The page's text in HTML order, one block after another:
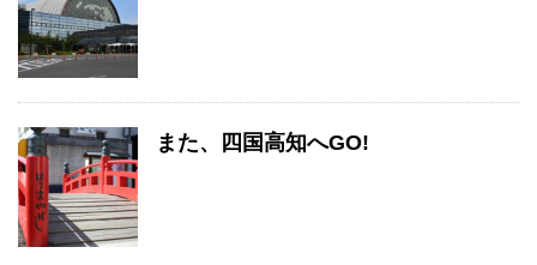
また、四国高知へGO!